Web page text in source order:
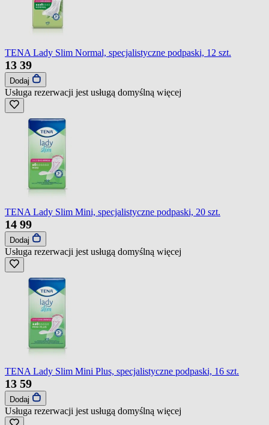
TENA Lady Slim Normal, specjalistyczne podpaski, 12 szt.
13 39
Dodaj
Usługa rezerwacji jest usługą domyślną więcej
TENA Lady Slim Mini, specjalistyczne podpaski, 20 szt.
14 99
Dodaj
Usługa rezerwacji jest usługą domyślną więcej
TENA Lady Slim Mini Plus, specjalistyczne podpaski, 16 szt.
13 59
Dodaj
Usługa rezerwacji jest usługą domyślną więcej